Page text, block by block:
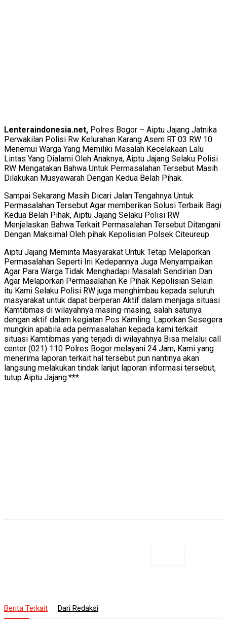
Lenteraindonesia.net, Polres Bogor – Aiptu Jajang Jatnika
Perwakilan Polisi Rw Kelurahan Karang Asem RT 03 RW 10
Menemui Warga Yang Memiliki Masalah Kecelakaan Lalu
Lintas Yang Dialami Oleh Anaknya, Aiptu Jajang Selaku Polisi
RW Mengatakan Bahwa Untuk Permasalahan Tersebut Masih
Dilakukan Musyawarah Dengan Kedua Belah Pihak.
Sampai Sekarang Masih Dicari Jalan Tengahnya Untuk
Permasalahan Tersebut Agar memberikan Solusi Terbaik Bagi
Kedua Belah Pihak, Aiptu Jajang Selaku Polisi RW
Menjelaskan Bahwa Terkait Permasalahan Tersebut Ditangani
Dengan Maksimal Oleh pihak Kepolisian Polsek Citeureup.
Aiptu Jajang Meminta Masyarakat Untuk Tetap Melaporkan
Permasalahan Seperti Ini Kedepannya Juga Menyampaikan
Agar Para Warga Tidak Menghadapi Masalah Sendirian Dan
Agar Melaporkan Permasalahan Ke Pihak Kepolisian Selain
itu Kami Selaku Polisi RW juga menghimbau kepada seluruh
masyarakat untuk dapat berperan Aktif dalam menjaga situasi
Kamtibmas di wilayahnya masing-masing, salah satunya
dengan aktif dalam kegiatan Pos Kamling. Laporkan Sesegera
mungkin apabila ada permasalahan kepada kami terkait
situasi Kamtibmas yang terjadi di wilayahnya Bisa melalui call
center (021) 110 Polres Bogor melayani 24 Jam, Kami yang
menerima laporan terkait hal tersebut pun nantinya akan
langsung melakukan tindak lanjut laporan informasi tersebut,
tutup Aiptu Jajang.***
Berita Terkait Dari Redaksi